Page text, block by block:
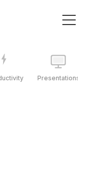
Presentations